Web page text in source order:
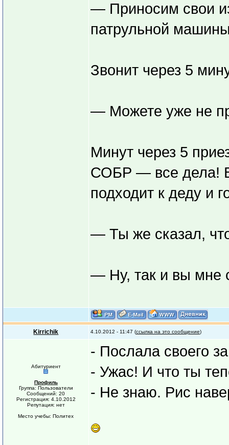
— Приносим свои
патрульной
Звонит через 5
— Можете уже не
Минут через 5
СОБР — все дела!
подходит к деду и
— Ты же сказал,
— Ну, так и вы мне
Kirrichik 4.10.2012 - 11:47 (ссылка на это сообщение)
Абитуриент
Профиль
Группа: Пользователи
Сообщений: 20
Регистрация: 4.10.2012
Репутация: нет
Место учебы: Политех
- Послала своего
- Ужас! И что ты
- Не знаю. Рис